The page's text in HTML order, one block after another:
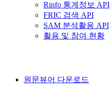
Rinfo 통계정보 API
FRIC 검색 API
SAM 분석활용 API
활용 및 참여 현황
원문뷰어 다운로드